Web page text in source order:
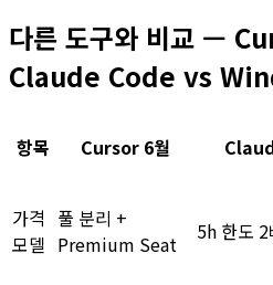
다른 도구와 비교 —
Claude Code vs
항목 Cursor 6월
가격
모델
풀 분리 +
Premium Seat
5h 한도